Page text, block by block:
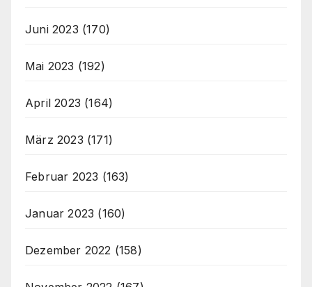
Juni 2023 (170)
Mai 2023 (192)
April 2023 (164)
März 2023 (171)
Februar 2023 (163)
Januar 2023 (160)
Dezember 2022 (158)